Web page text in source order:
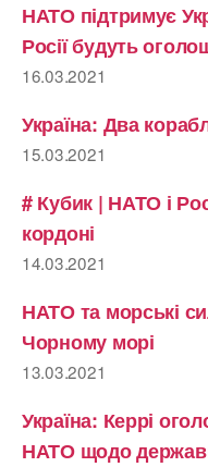
НАТО підтримує
Росії будуть
16.03.2021
Україна: Два
15.03.2021
# Кубик | НАТО і
кордоні
14.03.2021
НАТО та морські
Чорному морі
13.03.2021
Україна: Керрі
НАТО щодо